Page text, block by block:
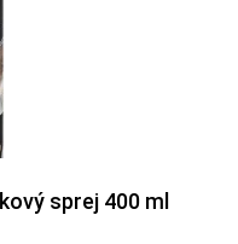
sprej 400 ml